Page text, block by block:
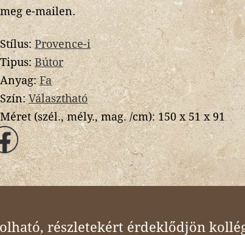
meg e-mailen.
Stílus:Provence-i
Tipus:Bútor
Anyag:Fa
Szín:Választható
Méret (szél., mély., mag. /cm):150 x 51 x 91
részletekért érdeklődjön